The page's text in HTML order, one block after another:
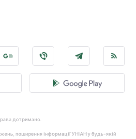
дотримано.
поширення інформації УНІАН у будь-якій